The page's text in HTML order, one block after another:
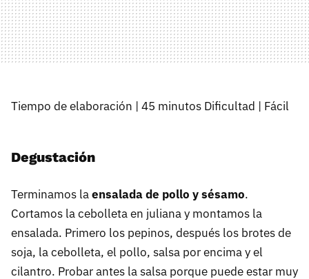
Tiempo de elaboración | 45 minutos Dificultad | Fácil
Degustación
Terminamos laensalada de pollo y sésamo.
Cortamos la cebolleta en juliana y montamos la
ensalada. Primero los pepinos, después los brotes de
soja, la cebolleta, el pollo, salsa por encima y el
cilantro. Probar antes la salsa porque puede estar muy